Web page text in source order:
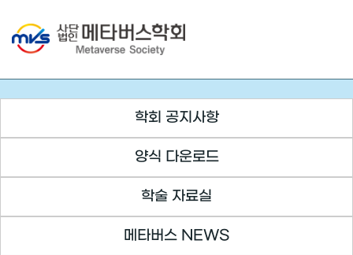
to
content
학회 공지사항
양식 다운로드
학술 자료실
메타버스 NEWS